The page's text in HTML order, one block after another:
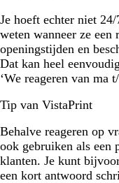
Je hoeft echter niet
weten wanneer ze
openingstijden en
Dat kan heel
‘We reageren van ma
Tip van VistaPrint
Behalve reageren op
ook gebruiken als een
klanten. Je kunt
een kort antwoord